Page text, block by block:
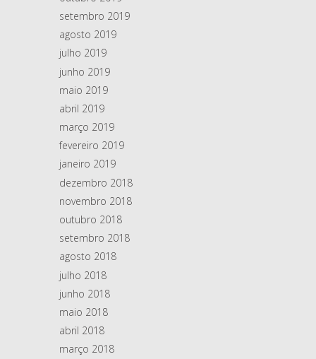
setembro 2019
agosto 2019
julho 2019
junho 2019
maio 2019
abril 2019
março 2019
fevereiro 2019
janeiro 2019
dezembro 2018
novembro 2018
outubro 2018
setembro 2018
agosto 2018
julho 2018
junho 2018
maio 2018
abril 2018
março 2018